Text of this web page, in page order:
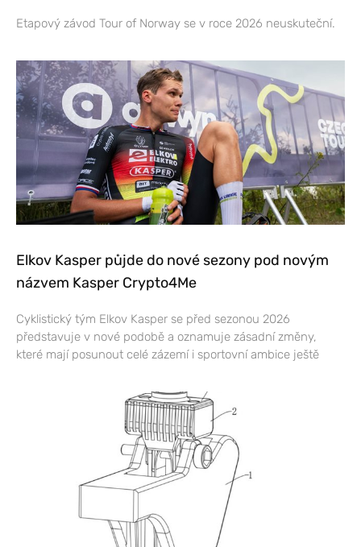
Etapový závod Tour of Norway se v roce 2026 neuskuteční.
Elkov Kasper půjde do nové sezony pod novým
názvem Kasper Crypto4Me
Cyklistický tým Elkov Kasper se před sezonou 2026
představuje v nové podobě a oznamuje zásadní změny,
které mají posunout celé zázemí i sportovní ambice ještě